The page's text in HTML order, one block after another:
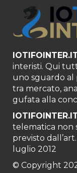
interisti. Qui
uno sguardo al
tra mercato,
gufata alla
telematica non
previsto
luglio 2012
© Copyright